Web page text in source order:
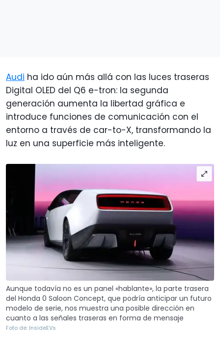
Audi ha ido aún más allá con las luces traseras
Digital OLED del Q6 e-tron: la segunda
generación aumenta la libertad gráfica e
introduce funciones de comunicación con el
entorno a través de car-to-X, transformando la
luz en una superficie más inteligente.
Aunque todavía no es un panel «hablante», la parte trasera
del Honda 0 Saloon Concept, que podría anticipar un futuro
modelo de serie, nos muestra una posible dirección en
cuanto a las señales traseras en forma de mensaje
Foto de: InsideEVs